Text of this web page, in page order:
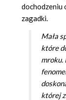
dochodzeniu
zagadki.
Mała
które
mroku.
której